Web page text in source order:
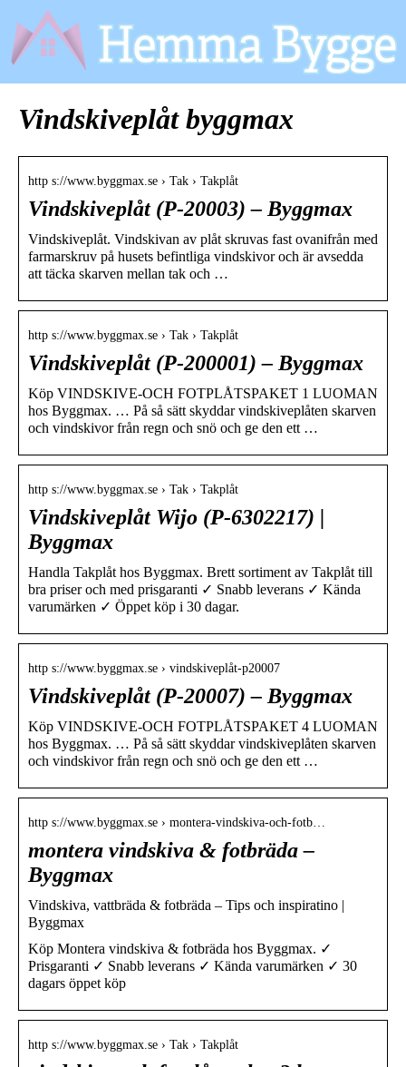
Vindskiveplåt byggmax
http s://www.byggmax.se › Tak › Takplåt
Vindskiveplåt (P-20003) – Byggmax
Vindskiveplåt. Vindskivan av plåt skruvas fast ovanifrån med
farmarskruv på husets befintliga vindskivor och är avsedda
att täcka skarven mellan tak och …
http s://www.byggmax.se › Tak › Takplåt
Vindskiveplåt (P-200001) – Byggmax
Köp VINDSKIVE-OCH FOTPLÅTSPAKET 1 LUOMAN
hos Byggmax. … På så sätt skyddar vindskiveplåten skarven
och vindskivor från regn och snö och ge den ett …
http s://www.byggmax.se › Tak › Takplåt
Vindskiveplåt Wijo (P-6302217) |
Byggmax
Handla Takplåt hos Byggmax. Brett sortiment av Takplåt till
bra priser och med prisgaranti ✓ Snabb leverans ✓ Kända
varumärken ✓ Öppet köp i 30 dagar.
http s://www.byggmax.se › vindskiveplåt-p20007
Vindskiveplåt (P-20007) – Byggmax
Köp VINDSKIVE-OCH FOTPLÅTSPAKET 4 LUOMAN
hos Byggmax. … På så sätt skyddar vindskiveplåten skarven
och vindskivor från regn och snö och ge den ett …
http s://www.byggmax.se › montera-vindskiva-och-fotb…
montera vindskiva & fotbräda –
Byggmax
Vindskiva, vattbräda & fotbräda – Tips och inspiratino |
Byggmax
Köp Montera vindskiva & fotbräda hos Byggmax. ✓
Prisgaranti ✓ Snabb leverans ✓ Kända varumärken ✓ 30
dagars öppet köp
http s://www.byggmax.se › Tak › Takplåt